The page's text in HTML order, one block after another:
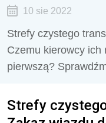
10 sie 2022
Strefy czystego
Czemu kierowcy ich
pierwszą?
Strefy